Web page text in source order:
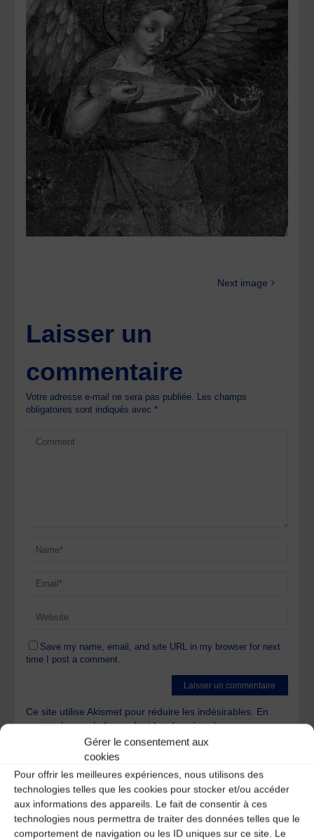
Gérer le consentement aux
cookies
Pour offrir les meilleures expériences, nous utilisons des
technologies telles que les cookies pour stocker et/ou accéder
aux informations des appareils. Le fait de consentir à ces
technologies nous permettra de traiter des données telles que le
comportement de navigation ou les ID uniques sur ce site. Le
Next image
Laisser un
commentaire
Votre adresse e-mail ne sera pas publiée.
Les champs
obligatoires sont indiqués avec*
Save my name, email, and site URL in my browser for next
time I post a comment.
Ce site utilise Akismet pour réduire les indésirables. En
savoir plus sur la façon dont les données de vos
commentaires sont traitées.